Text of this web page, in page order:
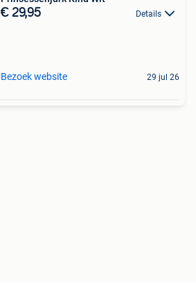
€ 29,95 Details
Bezoek website 29 jul 26